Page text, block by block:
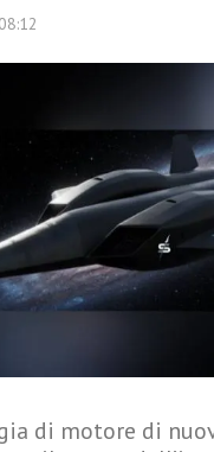
di motore di